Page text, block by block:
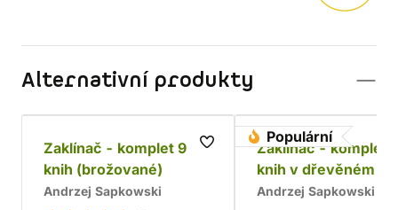
Alternativní produkty
Zaklínač - komplet 9
knih (brožované)
Andrzej Sapkowski
Populární
Zaklínač - komplet
knih v dřevěném
Chrám
Andrzej Sapkowski